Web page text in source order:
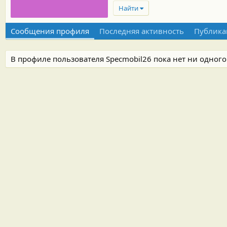
Найти
Сообщения профиля Последняя активность
В профиле пользователя Specmobil26 пока нет ни